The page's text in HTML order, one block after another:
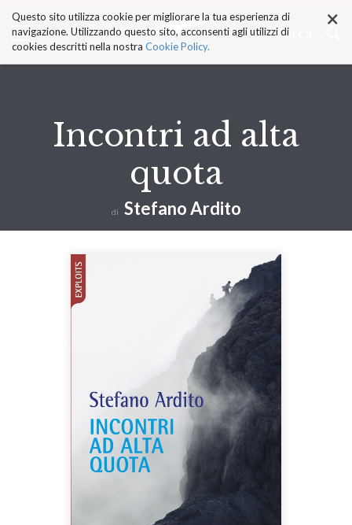
ai
contenuti.
|
Salta
Cerca ... ×
Questo sito utilizza cookie per migliorare la tua esperienza di
navigazione. Utilizzando questo sito, acconsenti agli utilizzi di
cookies descritti nella nostra Cookie Policy.
Incontri ad alta
quota
di Stefano Ardito